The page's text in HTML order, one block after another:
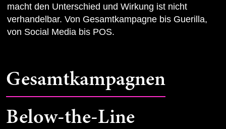
macht den Unterschied und Wirkung ist nicht
verhandelbar. Von Gesamtkampagne bis Guerilla,
von Social Media bis POS.
Gesamtkampagnen
Below-the-Line